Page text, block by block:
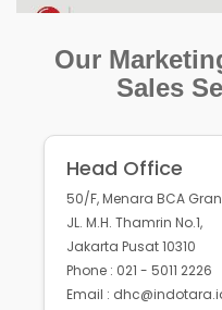
Our
Sales
Head Office
50/F, Menara BCA
JL. M.H. Thamrin No.1,
Jakarta Pusat 10310
Phone : 021 - 5011 2226
Email :